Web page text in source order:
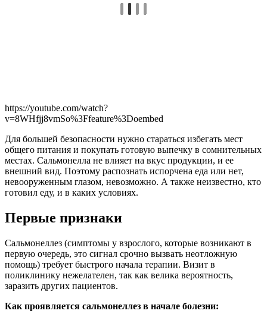
https://youtube.com/watch?
v=8WHfjj8vmSo%3Ffeature%3Doembed
Для большей безопасности нужно стараться избегать мест
общего питания и покупать готовую выпечку в сомнительных
местах. Сальмонелла не влияет на вкус продукции, и ее
внешний вид. Поэтому распознать испорчена еда или нет,
невооруженным глазом, невозможно. А также неизвестно, кто
готовил еду, и в каких условиях.
Первые признаки
Сальмонеллез (симптомы у взрослого, которые возникают в
первую очередь, это сигнал срочно вызвать неотложную
помощь) требует быстрого начала терапии. Визит в
поликлинику нежелателен, так как велика вероятность,
заразить других пациентов.
Как проявляется сальмонеллез в начале болезни: